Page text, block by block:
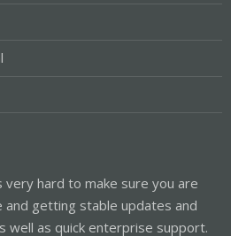
hard to make sure you are
getting stable updates and
well as quick enterprise support.